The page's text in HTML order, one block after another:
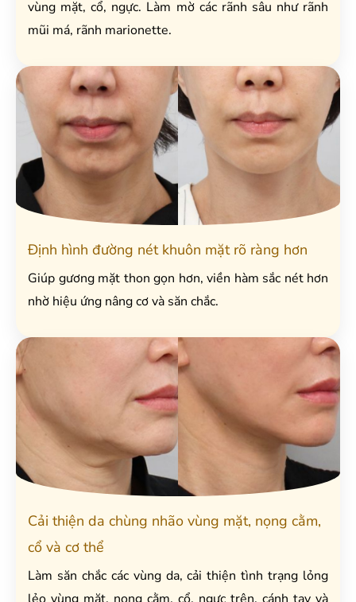
vùng mặt, cổ, ngực. Làm mờ các rãnh sâu như rãnh
mũi má, rãnh marionette.
Định hình đường nét khuôn mặt rõ ràng hơn
Giúp gương mặt thon gọn hơn, viền hàm sắc nét hơn
nhờ hiệu ứng nâng cơ và săn chắc.
Cải thiện da chùng nhão vùng mặt, nọng cằm,
cổ và cơ thể
Làm săn chắc các vùng da, cải thiện tình trạng lỏng